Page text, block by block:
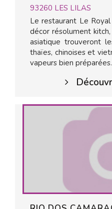
93260 LES LILAS
Le restaurant Le
décor résolument
asiatique trouveront
thaïes, chinoises et
vapeurs bien